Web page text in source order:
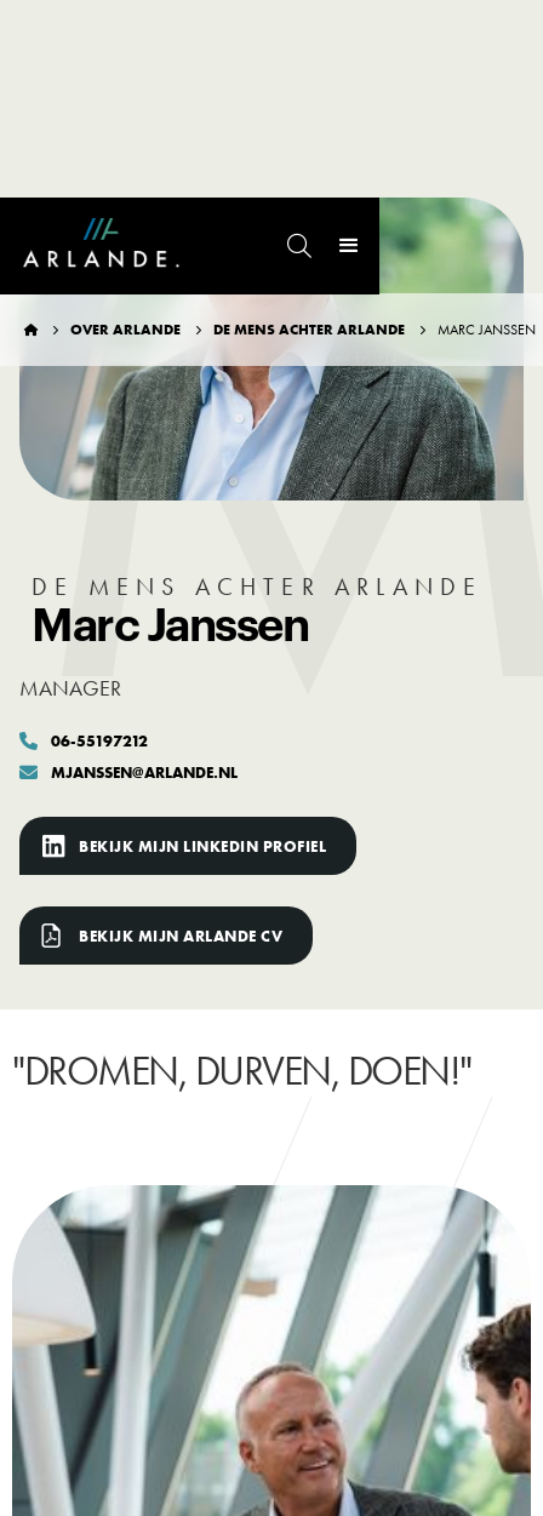

  OVER ARLANDE  DE MENS ACHTER ARLANDE  MARC JANSSEN
DE MENS ACHTER ARLANDE
Marc Janssen
MANAGER
 06-55197212
 MJANSSEN@ARLANDE.NL
BEKIJK MIJN LINKEDIN PROFIEL
BEKIJK MIJN ARLANDE CV
"DROMEN, DURVEN, DOEN!"